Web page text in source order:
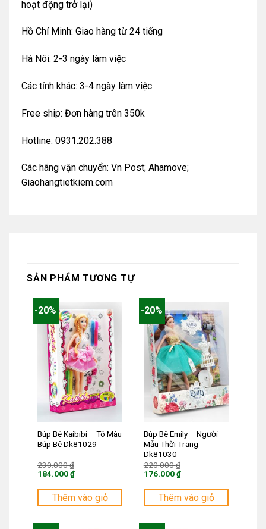
hoạt động trở lại)
Hồ Chí Minh: Giao hàng từ 24 tiếng
Hà Nôi: 2-3 ngày làm việc
Các tỉnh khác: 3-4 ngày làm việc
Free ship: Đơn hàng trên 350k
Hotline: 0931.202.388
Các hãng vận chuyển: Vn Post; Ahamove;
Giaohangtietkiem.com
SẢN PHẨM TƯƠNG TỰ
-20%
Búp Bê Kaibibi – Tô Màu
Búp Bê Dk81029
230.000₫
230.000 ₫.
184.000₫
hiện
là:
Thêm vào giỏ
-20%
Búp Bê Emily – Người
Mẫu Thời Trang
Dk81030
220.000₫
220.000 ₫.
176.000₫
hiện
là:
Thêm vào giỏ